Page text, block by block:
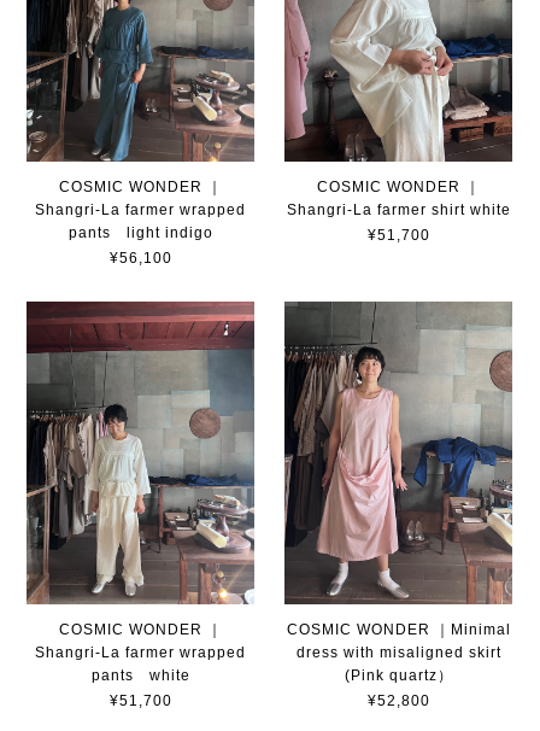
COSMIC WONDER ｜
Shangri-La farmer wrapped
pants light indigo
¥56,100
COSMIC WONDER ｜
Shangri-La farmer shirt white
¥51,700
COSMIC WONDER ｜
Shangri-La farmer wrapped
pants white
¥51,700
COSMIC WONDER ｜Minimal
dress with misaligned skirt
(Pink quartz）
¥52,800